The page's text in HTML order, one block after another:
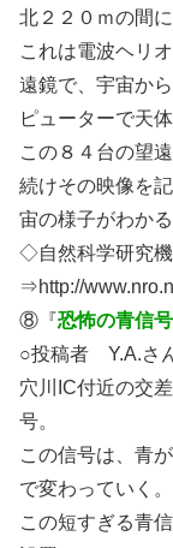
北２２０ｍの間
これは電波ヘリ
遠鏡で、宇宙か
ピューターで天
この８４台の望
続けその映像を
宙の様子がわかる
◇自然科学研究
⇒http://
⑧『恐怖の青信号
○投稿者 Y.A.さ
穴川IC付近の交
号。
この信号は、青
で変わっていく。
この短すぎる青